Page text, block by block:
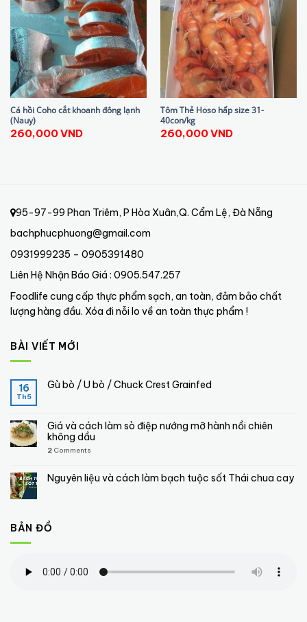
Cá hồi Coho cắt khoanh đông lạnh
(Nauy)
260,000VND
Tôm Thẻ Hoso hấp size 31-
40con/kg
260,000VND
95-97-99 Phan Triêm, P Hòa Xuân,Q. Cẩm Lệ, Đà Nẵng
bachphucphuong@gmail.com
0931999235 – 0905391480
Liên Hệ Nhận Báo Giá : 0905.547.257
Foodlife cung cấp thực phẩm sạch, an toàn, đảm bảo chất
lượng hàng đầu. Xóa đi nỗi lo về an toàn thực phẩm !
BÀI VIẾT MỚI
16
Th5
Gù bò / U bò / Chuck Crest Grainfed
Giá và cách làm sò điệp nướng mỡ hành nồi chiên
không dầu
2 Comments
Nguyên liệu và cách làm bạch tuộc sốt Thái chua cay
BẢN ĐỒ